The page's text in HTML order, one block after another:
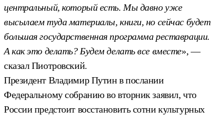
центральный, который есть. Мы давно уже
высылаем туда материалы, книги, но сейчас будет
большая государственная программа реставрации.
А как это делать? Будем делать все вместе», —
сказал Пиотровский.
Президент Владимир Путин в послании
Федеральному собранию во вторник заявил, что
России предстоит восстановить сотни культурных